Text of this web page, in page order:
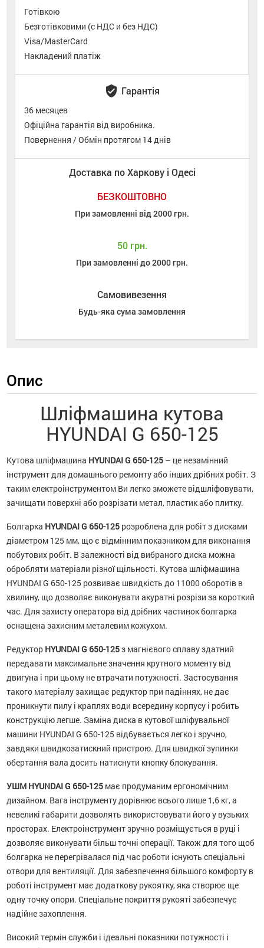
Готівкою
Безготівковими (с НДС и без НДС)
Visa/MasterCard
Накладений платіж
verified_user Гарантія
36 месяцев
Офіційна гарантія від виробника.
Повернення / Обмін протягом 14 днів
Доставка по Харкову і Одесі
БЕЗКОШТОВНО
При замовленні від 2000 грн.
50 грн.
При замовленні до 2000 грн.
Самовивезення
Будь-яка сума замовлення
Опис
Шліфмашина кутова
HYUNDAI G 650-125
Кутова шліфмашина HYUNDAI G 650-125 – це незамінний
інструмент для домашнього ремонту або інших дрібних робіт. З
таким електроінструментом Ви легко зможете відшліфовувати,
зачищати поверхні або розрізати метал, пластик або плитку.
Болгарка HYUNDAI G 650-125 розроблена для робіт з дисками
діаметром 125 мм, що є відмінним показником для виконання
побутових робіт. В залежності від вибраного диска можна
обробляти матеріали різної щільності. Кутова шліфмашина
HYUNDAI G 650-125 розвиває швидкість до 11000 оборотів в
хвилину, що дозволяє виконувати акуратні розрізи за короткий
час. Для захисту оператора від дрібних частинок болгарка
оснащена захисним металевим кожухом.
Редуктор HYUNDAI G 650-125з магнієвого сплаву здатний
передавати максимальне значення крутного моменту від
двигуна і при цьому не втрачати потужності. Застосування
такого матеріалу захищає редуктор при падіннях, не дає
проникнути пилу і краплях води всередину корпусу і робить
конструкцію легше. Заміна диска в кутової шліфувальної
машини HYUNDAI G 650-125 відбувається легко і зручно,
завдяки швидкозатискний пристрою. Для швидкої зупинки
обертання вала досить натиснути кнопку блокування.
УШМ HYUNDAI G 650-125 має продуманим ергономічним
дизайном. Вага інструменту дорівнює всього лише 1,6 кг, а
невеликі габарити дозволять використовувати його у вузьких
просторах. Електроінструмент зручно розміщується в руці і
дозволяє виконувати більш точні операції. Також для того щоб
болгарка не перегрівалася під час роботи існують спеціальні
отвори для вентиляції. Для забезпечення більшого комфорту в
роботі інструмент має додаткову рукоятку, яка створює ще
одну точку опори. Спеціальне покриття рукояті забезпечує
надійне захоплення.
Високий термін служби і ідеальні показники потужності і